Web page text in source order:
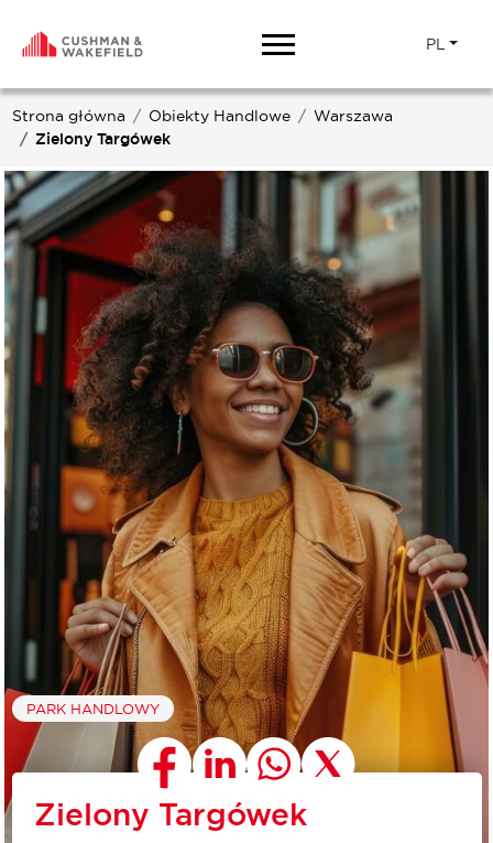
PL
Strona główna Obiekty Handlowe
Warszawa
Zielony Targówek
PARK HANDLOWY
Zielony Targówek